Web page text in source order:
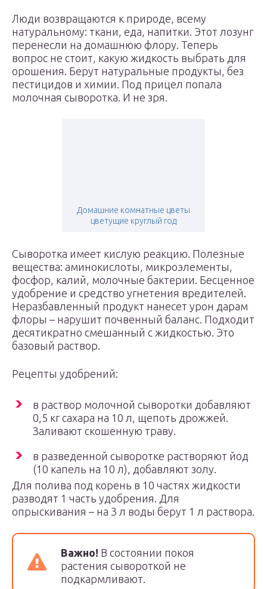
Люди возвращаются к природе, всему
натуральному: ткани, еда, напитки. Этот лозунг
перенесли на домашнюю флору. Теперь
вопрос не стоит, какую жидкость выбрать для
орошения. Берут натуральные продукты, без
пестицидов и химии. Под прицел попала
молочная сыворотка. И не зря.
Домашние комнатные цветы
цветущие круглый год
Сыворотка имеет кислую реакцию. Полезные
вещества: аминокислоты, микроэлементы,
фосфор, калий, молочные бактерии. Бесценное
удобрение и средство угнетения вредителей.
Неразбавленный продукт нанесет урон дарам
флоры – нарушит почвенный баланс. Подходит
десятикратно смешанный с жидкостью. Это
базовый раствор.
Рецепты удобрений:
в раствор молочной сыворотки добавляют
0,5 кг сахара на 10 л, щепоть дрожжей.
Заливают скошенную траву.
в разведенной сыворотке растворяют йод
(10 капель на 10 л), добавляют золу.
Для полива под корень в 10 частях жидкости
разводят 1 часть удобрения. Для
опрыскивания – на 3 л воды берут 1 л раствора.
Важно! В состоянии покоя
растения сывороткой не
подкармливают.